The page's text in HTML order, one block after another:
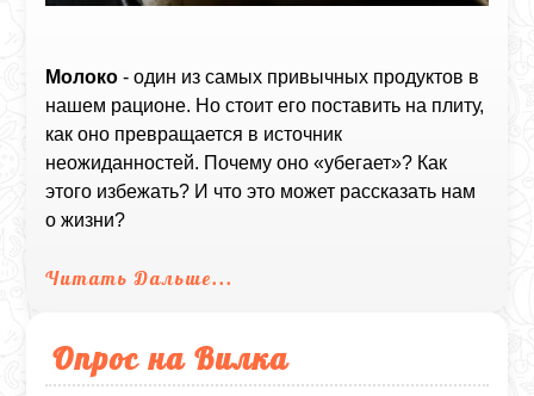
Молоко - один из самых привычных продуктов в
нашем рационе. Но стоит его поставить на плиту,
как оно превращается в источник
неожиданностей. Почему оно «убегает»? Как
этого избежать? И что это может рассказать нам
о жизни?
Читать Дальше...
Опрос на Вилка